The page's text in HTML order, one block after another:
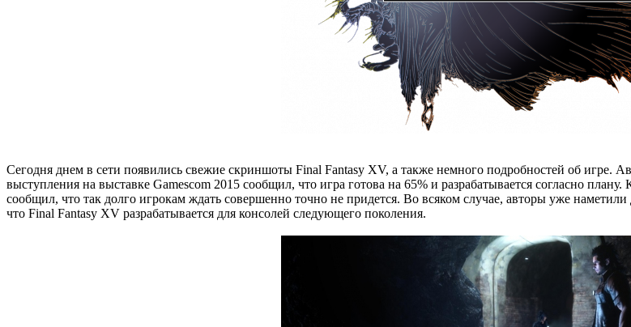
Сегодня днем в сети появились свежие скриншоты Final Fantasy XV, а также немного подробностей об игре.
выступления на выставке Gamescom 2015 сообщил, что игра готова на 65% и разрабатывается согласно
сообщил, что так долго игрокам ждать совершенно точно не придется. Во всяком случае, авторы уже
что Final Fantasy XV разрабатывается для консолей следующего поколения.